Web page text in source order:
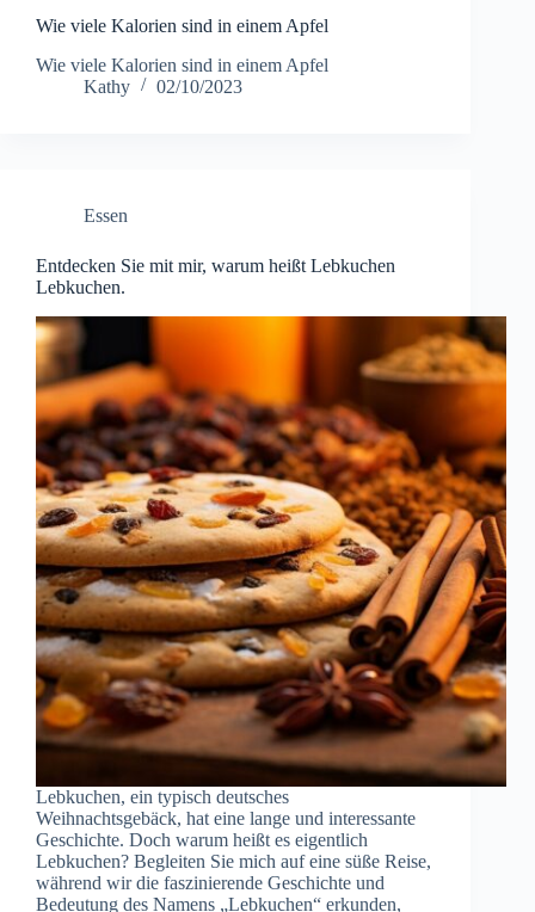
Wie viele Kalorien sind in einem Apfel
Wie viele Kalorien sind in einem Apfel
Kathy
02/10/2023
Essen
Entdecken Sie mit mir, warum heißt Lebkuchen
Lebkuchen.
Lebkuchen, ein typisch deutsches
Weihnachtsgebäck, hat eine lange und interessante
Geschichte. Doch warum heißt es eigentlich
Lebkuchen? Begleiten Sie mich auf eine süße Reise,
während wir die faszinierende Geschichte und
Bedeutung des Namens „Lebkuchen“ erkunden,